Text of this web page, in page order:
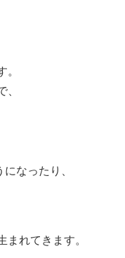
。
、
なったり、
まれてきます。